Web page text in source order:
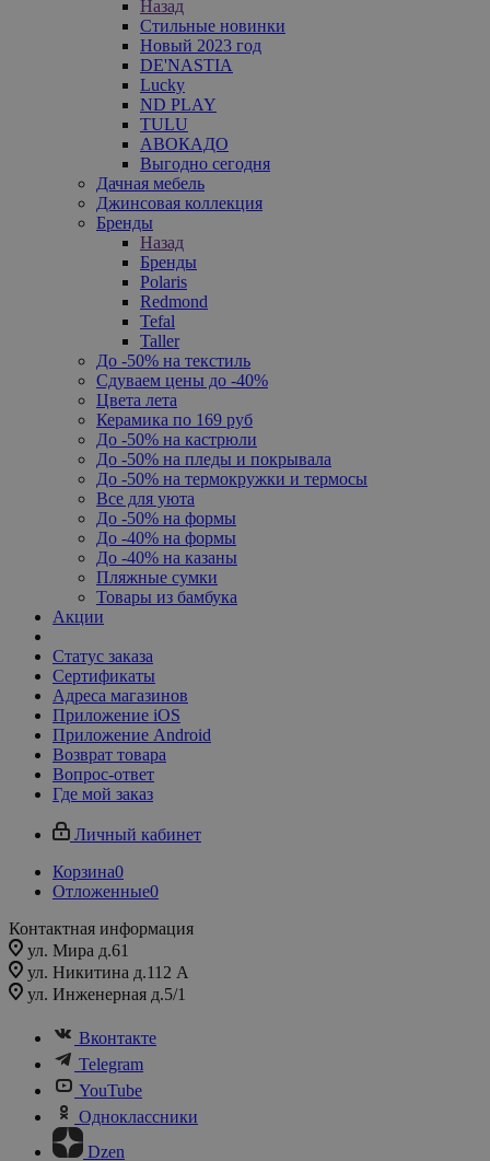
Назад
Стильные новинки
Новый 2023 год
DE'NASTIA
Lucky
ND PLAY
TULU
АВОКАДО
Выгодно сегодня
Дачная мебель
Джинсовая коллекция
Бренды
Назад
Бренды
Polaris
Redmond
Tefal
Taller
До -50% на текстиль
Сдуваем цены до -40%
Цвета лета
Керамика по 169 руб
До -50% на кастрюли
До -50% на пледы и покрывала
До -50% на термокружки и термосы
Все для уюта
До -50% на формы
До -40% на формы
До -40% на казаны
Пляжные сумки
Товары из бамбука
Акции
Статус заказа
Сертификаты
Адреса магазинов
Приложение iOS
Приложение Android
Возврат товара
Вопрос-ответ
Где мой заказ
Личный кабинет
Корзина0
Отложенные0
Контактная информация
ул. Мира д.61
ул. Никитина д.112 А
ул. Инженерная д.5/1
Вконтакте
Telegram
YouTube
Одноклассники
Dzen